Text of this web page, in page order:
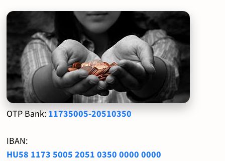
OTP Bank: 11735005-20510350
IBAN:
HU58 1173 5005 2051 0350 0000 0000